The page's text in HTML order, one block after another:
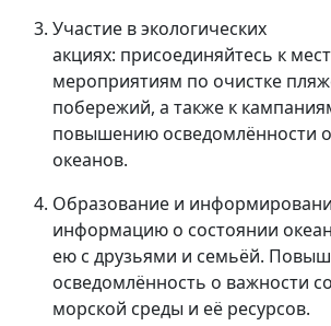
Участие в экологических
акциях: присоединяйтесь к
мероприятиям по очистке
побережий, а также к
повышению осведомлённости
океанов.
Образование и
информацию о состоянии
ею с друзьями и семьёй.
осведомлённость о важности
морской среды и её ресурсов.